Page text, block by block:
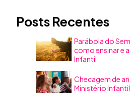
Posts Recentes
Parábola do
como ensinar e
Infantil
Checagem de
Ministério